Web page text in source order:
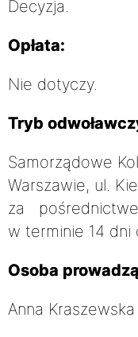
Decyzja.
Opłata:
Nie dotyczy.
Tryb
Samorządowe
Warszawie, ul.
za
w terminie 14 dni
Osoba
Anna